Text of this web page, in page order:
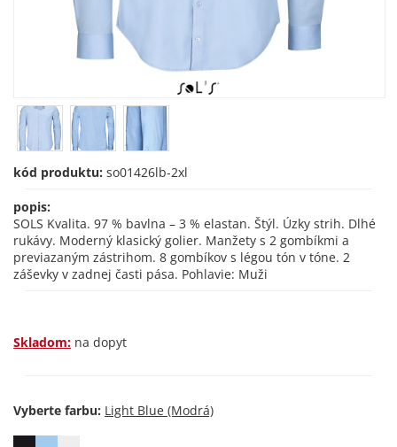
kód produktu: so01426lb-2xl
popis:
SOLS Kvalita. 97 % bavlna – 3 % elastan. Štýl. Úzky strih. Dlhé
rukávy. Moderný klasický golier. Manžety s 2 gombíkmi a
previazaným zástrihom. 8 gombíkov s légou tón v tóne. 2
záševky v zadnej časti pása. Pohlavie: Muži
Skladom: na dopyt
Vyberte farbu: